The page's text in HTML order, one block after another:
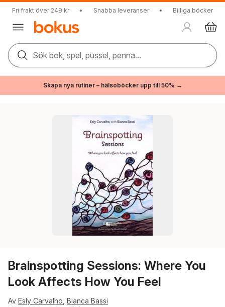
Fri frakt över 249 kr • Snabba leveranser • Billiga böcker
Sök bok, spel, pussel, penna...
Skapa nya rutiner – hälsoböcker upp till 50% →
Brainspotting Sessions: Where You
Look Affects How You Feel
Av Esly Carvalho Bianca Bassi